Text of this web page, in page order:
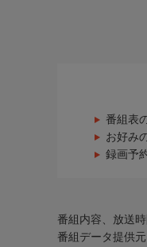
番組表
お好み
録画予
番組内容、放送
番組データ提供